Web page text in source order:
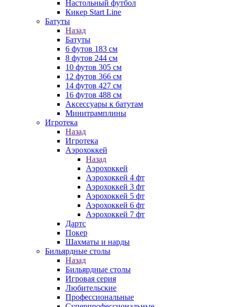
Настольный футбол
Кикер Start Line
Батуты
Назад
Батуты
6 футов 183 см
8 футов 244 см
10 футов 305 см
12 футов 366 см
14 футов 427 см
16 футов 488 см
Аксессуары к батутам
Минитрамплины
Игротека
Назад
Игротека
Аэрохоккей
Назад
Аэрохоккей
Аэрохоккей 4 фт
Аэрохоккей 3 фт
Аэрохоккей 5 фт
Аэрохоккей 6 фт
Аэрохоккей 7 фт
Дартс
Покер
Шахматы и нарды
Бильярдные столы
Назад
Бильярдные столы
Игровая серия
Любительские
Профессиональные